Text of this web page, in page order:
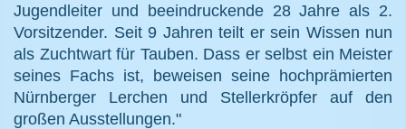
Jugendleiter und beeindruckende 28 Jahre als 2.
Vorsitzender. Seit 9 Jahren teilt er sein Wissen nun
als Zuchtwart für Tauben. Dass er selbst ein Meister
seines Fachs ist, beweisen seine hochprämierten
Nürnberger Lerchen und Stellerkröpfer auf den
großen Ausstellungen."